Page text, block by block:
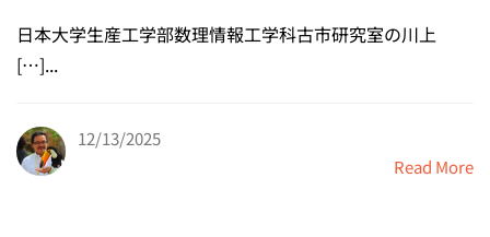
日本大学生産工学部数理情報工学科古市研究室の川上
[…]...
12/13/2025
Read More